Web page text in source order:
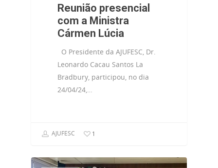
Reunião presencial
com a Ministra
Cármen Lúcia
O Presidente da AJUFESC, Dr.
Leonardo Cacau Santos La
Bradbury, participou, no dia
24/04/24,…
AJUFESC 1